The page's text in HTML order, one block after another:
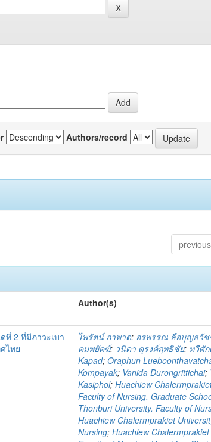
Authors/record
previous
Author(s)
ที่ 2 ที่มีภาวะเบา
ไทย
ไพรัตน์ กาพาด; อรพรรณ ลือบุญธวั
คมพยัคฆ์; วนิดา ดุรงค์ฤทธิชัย; ทวีศั
Kapad;Oraphun
Kompayak; Vanida Durongrittichai;
Kasiphol;Huachiew
Faculty of Nursing. Graduate
Thonburi University. Faculty of
Huachiew Chalermprakiet
Nursing;Huachiew Chalermprakiet